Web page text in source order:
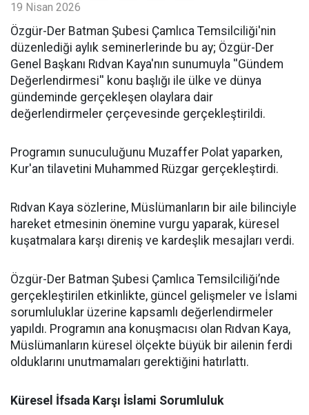
19 Nisan 2026
​Özgür-Der Batman Şubesi Çamlıca Temsilciliği'nin
düzenlediği aylık seminerlerinde bu ay; Özgür-Der
Genel Başkanı Rıdvan Kaya'nın sunumuyla ''Gündem
Değerlendirmesi'' konu başlığı ile ülke ve dünya
gündeminde gerçekleşen olaylara dair
değerlendirmeler çerçevesinde gerçekleştirildi.
Programın sunuculuğunu Muzaffer Polat yaparken,
Kur'an tilavetini Muhammed Rüzgar gerçekleştirdi.
Rıdvan Kaya sözlerine, Müslümanların bir aile bilinciyle
hareket etmesinin önemine vurgu yaparak, küresel
kuşatmalara karşı direniş ve kardeşlik mesajları verdi.
Özgür-Der Batman Şubesi Çamlıca Temsilciliği’nde
gerçekleştirilen etkinlikte, güncel gelişmeler ve İslami
sorumluluklar üzerine kapsamlı değerlendirmeler
yapıldı. Programın ana konuşmacısı olan Rıdvan Kaya,
Müslümanların küresel ölçekte büyük bir ailenin ferdi
olduklarını unutmamaları gerektiğini hatırlattı.
Küresel İfsada Karşı İslami Sorumluluk